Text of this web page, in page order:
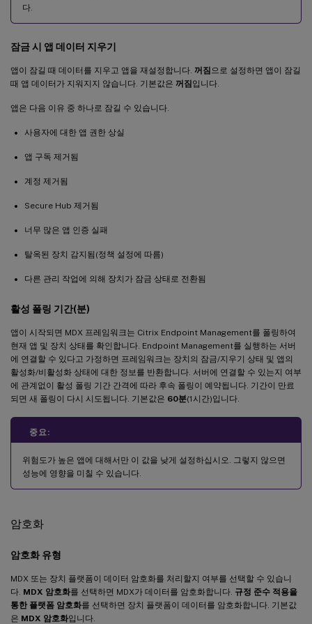
다.
잠금 시 앱 데이터 지우기
앱이 잠길 때 데이터를 지우고 앱을 재설정합니다. 꺼짐 으로 설정하면 앱이 잠길
때 앱 데이터가 지워지지 않습니다. 기본값은 꺼짐입니다.
앱은 다음 이유 중 하나로 잠길 수 있습니다.
사용자에 대한 앱 권한 상실
앱 구독 제거됨
계정 제거됨
Secure Hub 제거됨
너무 많은 앱 인증 실패
탈옥된 장치 감지됨(정책 설정에 따름)
다른 관리 작업에 의해 장치가 잠금 상태로 전환됨
활성 폴링 기간(분)
앱이 시작되면 MDX 프레임워크는 Citrix Endpoint Management를 폴링하여
현재 앱 및 장치 상태를 확인합니다. Endpoint Management를 실행하는 서버
에 연결할 수 있다고 가정하면 프레임워크는 장치의 잠금/지우기 상태 및 앱의
활성화/비활성화 상태에 대한 정보를 반환합니다. 서버에 연결할 수 있는지 여부
에 관계없이 활성 폴링 기간 간격에 따라 후속 폴링이 예약됩니다. 기간이 만료
되면 새 폴링이 다시 시도됩니다. 기본값은 60분(1시간)입니다.
중요:
위험도가 높은 앱에 대해서만 이 값을 낮게 설정하십시오. 그렇지 않으면
성능에 영향을 미칠 수 있습니다.
암호화
암호화 유형
MDX 또는 장치 플랫폼이 데이터 암호화를 처리할지 여부를 선택할 수 있습니
다. MDX 암호화를 선택하면 MDX가 데이터를 암호화합니다. 규정 준수 적용을
통한 플랫폼 암호화를 선택하면 장치 플랫폼이 데이터를 암호화합니다. 기본값
은 MDX 암호화입니다.